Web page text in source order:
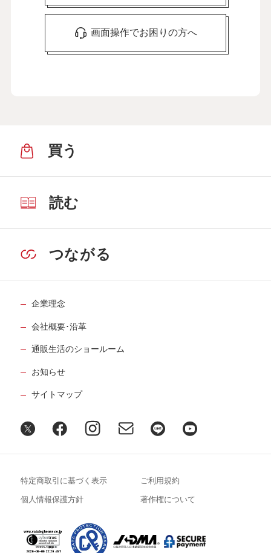
画面操作でお困りの方へ
買う
読む
つながる
企業理念
会社概要･沿革
通販生活のショールーム
お知らせ
サイトマップ
特定商取引に基づく表示 ご利用規約
個人情報保護方針 著作権について